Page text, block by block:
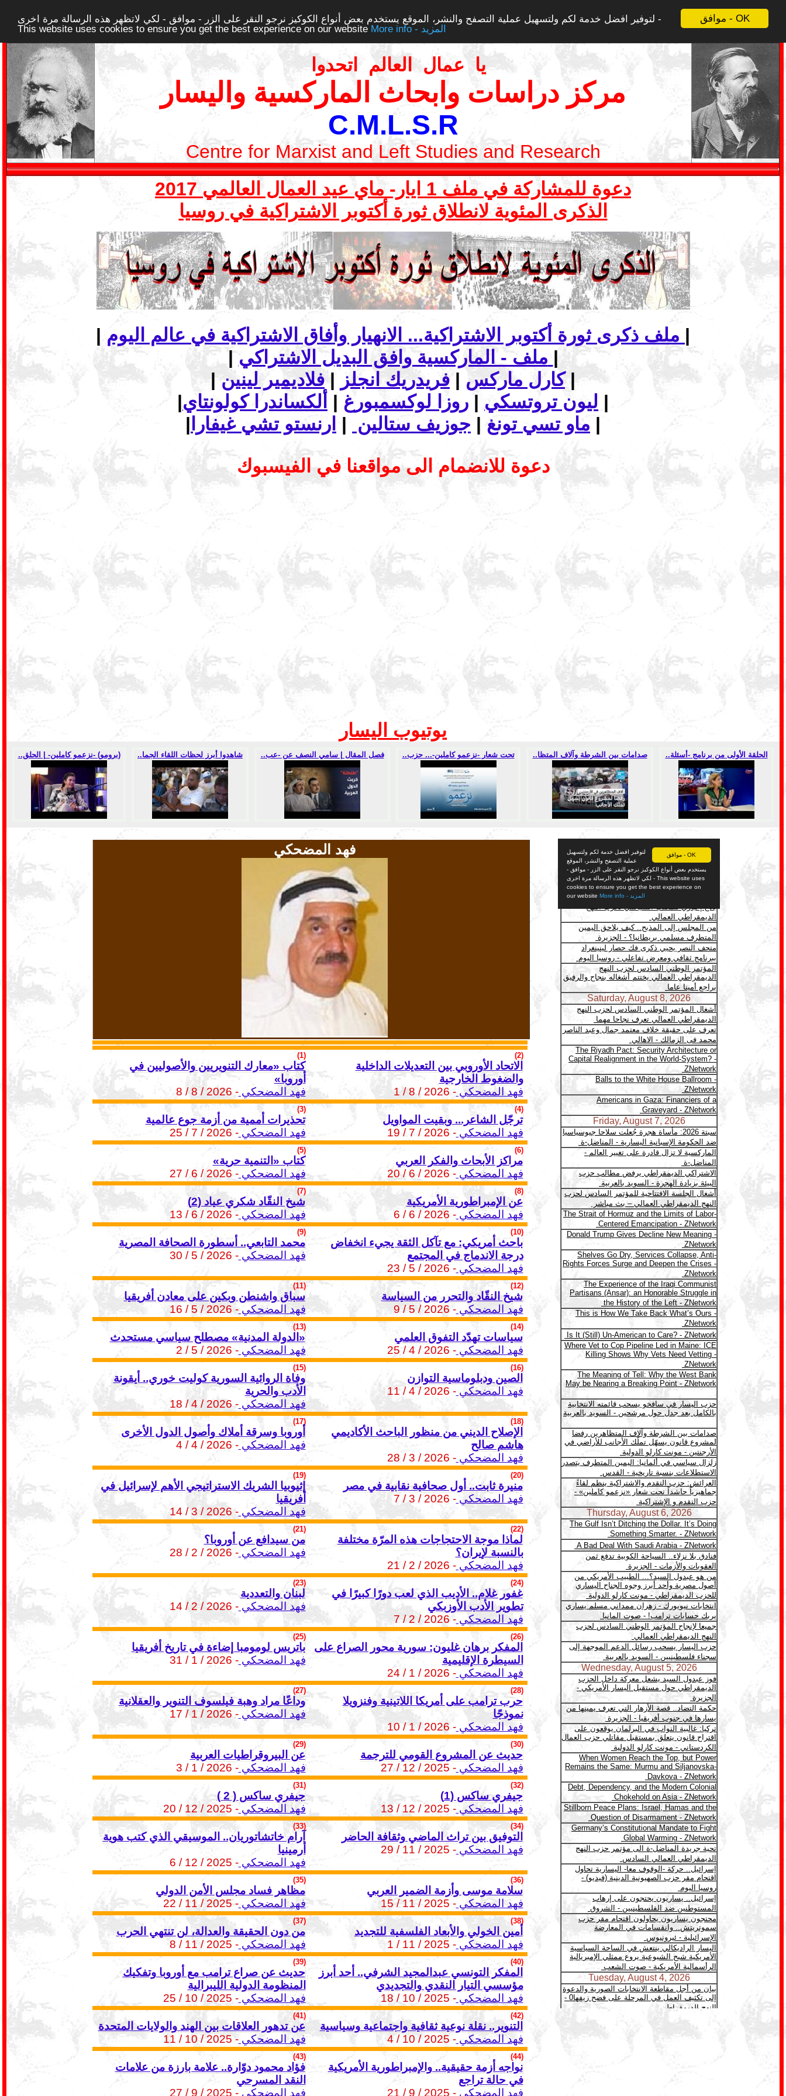
موافق - OK
لتوفير افضل خدمة لكم ولتسهيل عملية التصفح والنشر، الموقع يستخدم بعض أنواع الكوكيز نرجو النقر على الزر - موافق - لكي لاتظهر هذه الرسالة مرة اخرى -
This website uses cookies to ensure you get the best experience on our website
More info - المزيد
يا عمال العالم اتحدوا
مركز دراسات وابحاث الماركسية واليسار
C.M.L.S.R
Centre for Marxist and Left Studies and Research
دعوة للمشاركة في ملف 1 ايار- ماي عيد العمال العالمي 2017
الذكرى المئوية لانطلاق ثورة أكتوبر الاشتراكية في روسيا
|
|
|
|
|
كارل ماركس | فريدريك انجلز |فلاديمير لينين
|
|
ليون تروتسكي | روزا لوكسمبورغ | ألكساندرا كولونتاي
|
|
ماو تسي تونغ | جوزيف ستالين | ارنستو تشي غيفارا
|
دعوة للانضمام الى مواقعنا في الفيسبوك
يوتيوب اليسار
(برومو) -نزعمو كاملين- | الحلق.. شاهدوا أبرز لحظات اللقاء الجما.. فصل المقال | سامي النصف عن -عب.. تحت شعار -نزعمو كاملين-... حزب.. صدامات بين الشرطة وآلاف المتظا.. الحلقة الأولى من برنامج -أسئلة..
فهد المضحكي
(1)
كتاب «معارك التنويريين والأصوليين في
أوروبا»
فهد المضحكي- 2026 / 8 / 8
(2)
الاتحاد الأوروبي بين التعديلات الداخلية
والضغوط الخارجية
فهد المضحكي- 2026 / 8 / 1
(3)
تحذيرات أممية من أزمة جوع عالمية
فهد المضحكي- 2026 / 7 / 25
(4)
ترجّل الشاعر... وبقيت المواويل
فهد المضحكي- 2026 / 7 / 19
(5)
كتاب «التنمية حرية»
فهد المضحكي- 2026 / 6 / 27
(6)
مراكز الأبحاث والفكر العربي
فهد المضحكي- 2026 / 6 / 20
(7)
شيخ النقّاد شكري عياد (2)
فهد المضحكي- 2026 / 6 / 13
(8)
عن الإمبراطورية الأمريكية
فهد المضحكي- 2026 / 6 / 6
(9)
محمد التابعي.. أسطورة الصحافة المصرية
فهد المضحكي- 2026 / 5 / 30
(10)
باحث أمريكي: مع تآكل الثقة يجيء انخفاض
درجة الاندماج في المجتمع
فهد المضحكي- 2026 / 5 / 23
(11)
سباق واشنطن وبكين على معادن أفريقيا
فهد المضحكي- 2026 / 5 / 16
(12)
شيخ النقّاد والتحرر من السياسة
فهد المضحكي- 2026 / 5 / 9
(13)
«الدولة المدنية» مصطلح سياسي مستحدث
فهد المضحكي- 2026 / 5 / 2
(14)
سياسات تهدّد التفوق العلمي
فهد المضحكي- 2026 / 4 / 25
(15)
وفاة الروائية السورية كوليت خوري.. أيقونة
الأدب والحرية
فهد المضحكي- 2026 / 4 / 18
(16)
الصين ودبلوماسية التوازن
فهد المضحكي- 2026 / 4 / 11
(17)
أوروبا وسرقة أملاك وأصول الدول الأخرى
فهد المضحكي- 2026 / 4 / 4
(18)
الإصلاح الديني من منظور الباحث الأكاديمي
هاشم صالح
فهد المضحكي- 2026 / 3 / 28
(19)
إثيوبيا الشريك الاستراتيجي الأهم لإسرائيل في
أفريقيا
فهد المضحكي- 2026 / 3 / 14
(20)
منيرة ثابت.. أول صحافية نقابية في مصر
فهد المضحكي- 2026 / 3 / 7
(21)
من سيدافع عن أوروبا؟
فهد المضحكي- 2026 / 2 / 28
(22)
لماذا موجة الاحتجاجات هذه المرّة مختلفة
بالنسبة لإيران؟
فهد المضحكي- 2026 / 2 / 21
(23)
لبنان والتعددية
فهد المضحكي- 2026 / 2 / 14
(24)
غفور غلام.. الأديب الذي لعب دورًا كبيرًا في
تطوير الأدب الأوزبكي
فهد المضحكي- 2026 / 2 / 7
(25)
باتريس لومومبا إضاءة في تاريخ أفريقيا
فهد المضحكي- 2026 / 1 / 31
(26)
المفكر برهان غليون: سورية محور الصراع على
السيطرة الإقليمية
فهد المضحكي- 2026 / 1 / 24
(27)
وداعًا مراد وهبة فيلسوف التنوير والعقلانية
فهد المضحكي- 2026 / 1 / 17
(28)
حرب ترامب على أمريكا اللاتينية وفنزويلا
نموذجًا
فهد المضحكي- 2026 / 1 / 10
(29)
عن البيروقراطيات العربية
فهد المضحكي- 2026 / 1 / 3
(30)
حديث عن المشروع القومي للترجمة
فهد المضحكي- 2025 / 12 / 27
(31)
جيفري ساكس ( 2 )
فهد المضحكي- 2025 / 12 / 20
(32)
جيفري ساكس (1)
فهد المضحكي- 2025 / 12 / 13
(33)
آرام خاتشاتوريان.. الموسيقي الذي كتب هوية
أرمينيا
فهد المضحكي- 2025 / 12 / 6
(34)
التوفيق بين تراث الماضي وثقافة الحاضر
فهد المضحكي- 2025 / 11 / 29
(35)
مظاهر فساد مجلس الأمن الدولي
فهد المضحكي- 2025 / 11 / 22
(36)
سلامة موسى وأزمة الضمير العربي
فهد المضحكي- 2025 / 11 / 15
(37)
من دون الحقيقة والعدالة، لن تنتهي الحرب
فهد المضحكي- 2025 / 11 / 8
(38)
أمين الخولي والأبعاد الفلسفية للتجديد
فهد المضحكي- 2025 / 11 / 1
(39)
حديث عن صراع ترامب مع أوروبا وتفكيك
المنظومة الدولية الليبرالية
فهد المضحكي- 2025 / 10 / 25
(40)
المفكر التونسي عبدالمجيد الشرفي.. أحد أبرز
مؤسسي التيار النقدي والتجديدي
فهد المضحكي- 2025 / 10 / 18
(41)
عن تدهور العلاقات بين الهند والولايات المتحدة
فهد المضحكي- 2025 / 10 / 11
(42)
التنوير.. نقلة نوعية ثقافية واجتماعية وسياسية
فهد المضحكي- 2025 / 10 / 4
(43)
فؤاد محمود دوّارة.. علامة بارزة من علامات
النقد المسرحي
فهد المضحكي- 2025 / 9 / 27
(44)
نواجه أزمة حقيقية.. والإمبراطورية الأمريكية
في حالة تراجع
فهد المضحكي- 2025 / 9 / 21